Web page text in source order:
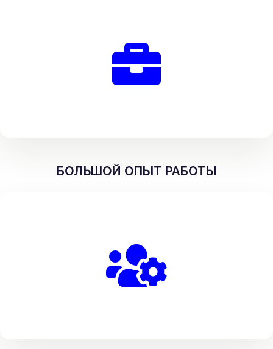
БОЛЬШОЙ ОПЫТ РАБОТЫ